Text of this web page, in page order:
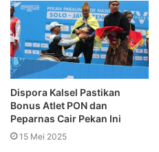
Dispora Kalsel Pastikan
Bonus Atlet PON dan
Peparnas Cair Pekan Ini
15 Mei 2025